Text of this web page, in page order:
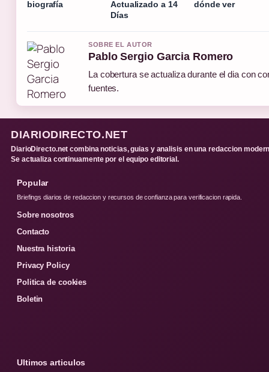
biografía
Actualizado a 14
Días
dónde ver
SOBRE EL AUTOR
Pablo Sergio Garcia Romero
La cobertura se actualiza durante el dia con
fuentes.
DIARIODIRECTO.NET
DiarioDirecto.net combina noticias, guias y analisis en una redaccion
Se actualiza continuamente por el equipo editorial.
Popular
Briefings diarios de redaccion y recursos de confianza para verificacion rapida.
Sobre nosotros
Contacto
Nuestra historia
Privacy Policy
Politica de cookies
Boletin
Ultimos articulos